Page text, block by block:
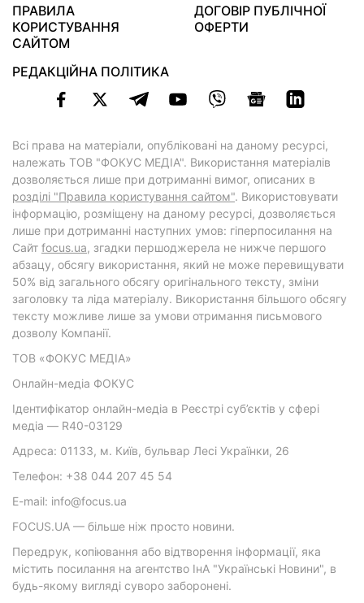
ПРАВИЛА
КОРИСТУВАННЯ
САЙТОМ
ДОГОВІР ПУБЛІЧНОЇ
ОФЕРТИ
РЕДАКЦІЙНА ПОЛІТИКА
Всі права на матеріали, опубліковані на даному ресурсі,
належать ТОВ "ФОКУС МЕДІА". Використання матеріалів
дозволяється лише при дотриманні вимог, описаних в
розділі "Правила користування сайтом". Використовувати
інформацію, розміщену на даному ресурсі, дозволяється
лише при дотриманні наступних умов: гіперпосилання на
Cайт focus.ua, згадки першоджерела не нижче першого
абзацу, обсягу використання, який не може перевищувати
50% від загального обсягу оригінального тексту, зміни
заголовку та ліда матеріалу. Використання більшого обсягу
тексту можливе лише за умови отримання письмового
дозволу Компанії.
ТОВ «ФОКУС МЕДІА»
Онлайн-медіа ФОКУС
Ідентифікатор онлайн-медіа в Реєстрі суб’єктів у сфері
медіа — R40-03129
Адреса: 01133, м. Київ, бульвар Лесі Українки, 26
Телефон: +38 044 207 45 54
E-mail: info@focus.ua
FOCUS.UA — більше ніж просто новини.
Передрук, копіювання або відтворення інформації, яка
містить посилання на агентство ІнА "Українські Новини", в
будь-якому вигляді суворо заборонені.